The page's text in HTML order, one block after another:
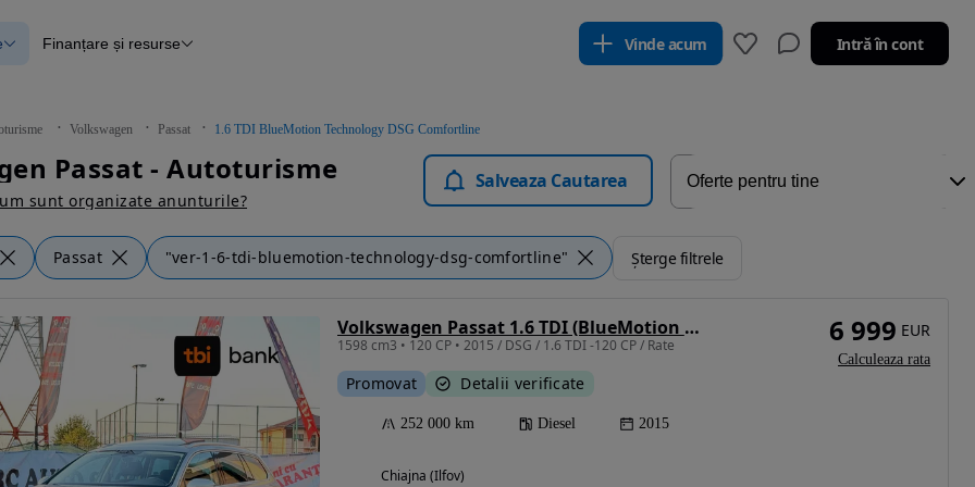
verificate
Blog Autovit.ro
Finanțare și resurse Vinde acum Intră în cont
Volkswagen Passat 1.6 TDI BlueMotion Technology DSG Comfortline
Passat - Autoturisme
sunt organizate anunturile?
Salveaza Cautarea
Passat "ver-1-6-tdi-bluemotion-technology-dsg-comfortline" Șterge filtrele
Volkswagen Passat 1.6 TDI (BlueMotion Technology) DSG Comfortline
1598 cm3 • 120 CP • 2015 / DSG / 1.6 TDI -120 CP / Rate
Promovat Detalii verificate
252 000 km Diesel 2015
Chiajna (Ilfov)
6 999 EUR
Calculeaza rata